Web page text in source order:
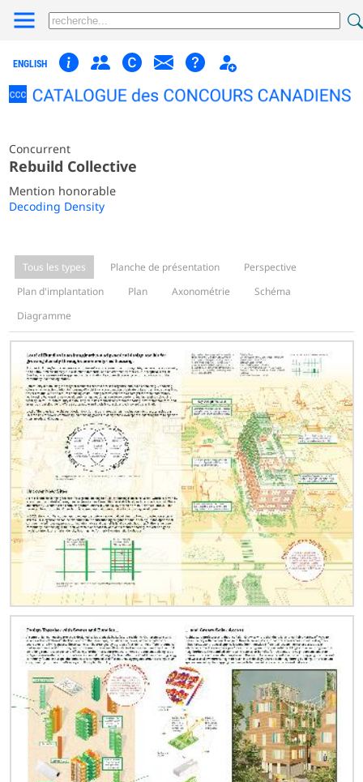
ENGLISH
Concurrent
Rebuild Collective
Mention honorable
Decoding Density
Tous les types Planche de présentation
Perspective
Plan d'implantation
Plan Axonométrie
Schéma
Diagramme